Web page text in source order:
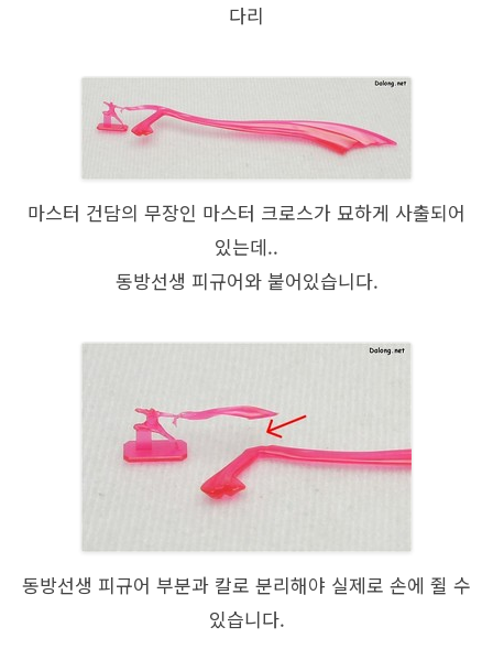
다리
마스터 건담의 무장인 마스터 크로스가 묘하게 사출되어
있는데..
동방선생 피규어와 붙어있습니다.
동방선생 피규어 부분과 칼로 분리해야 실제로 손에 쥘 수
있습니다.